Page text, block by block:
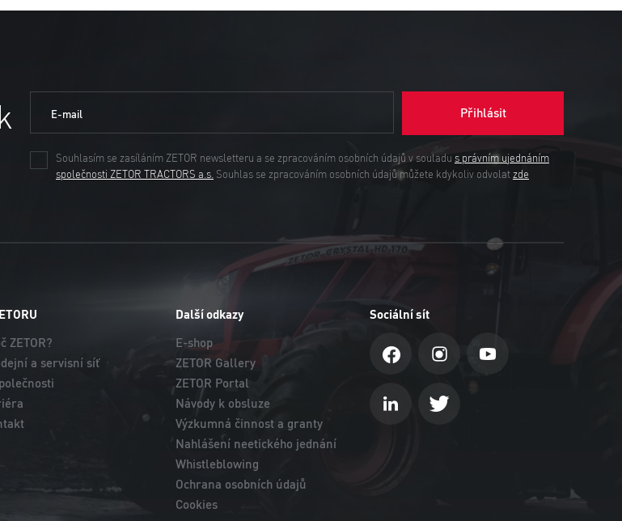
E-mail Přihlásit
Souhlasím se zasíláním ZETOR newsletteru a se zpracováním osobních údajů v souladu s právním ujednáním
společnosti ZETOR TRACTORS a.s. Souhlas se zpracováním osobních údajů můžete kdykoliv odvolat zde
ZETOR?
a servisní síť
Další odkazy
E-shop
ZETOR Gallery
ZETOR Portal
Návody k obsluze
Výzkumná činnost a granty
Nahlášení neetického jednání
Whistleblowing
Ochrana osobních údajů
Cookies
Sociální sít